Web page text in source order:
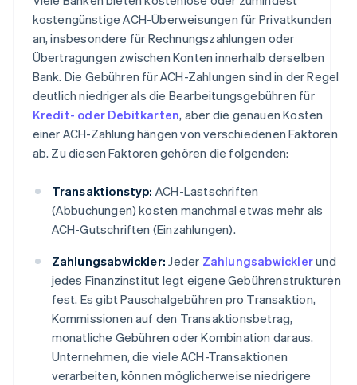
kostengünstige ACH-Überweisungen für Privatkunden
an, insbesondere für Rechnungszahlungen oder
Übertragungen zwischen Konten innerhalb derselben
Bank. Die Gebühren für ACH-Zahlungen sind in der Regel
deutlich niedriger als die Bearbeitungsgebühren für
Kredit- oder Debitkarten, aber die genauen Kosten
einer ACH-Zahlung hängen von verschiedenen Faktoren
ab. Zu diesen Faktoren gehören die folgenden:
Transaktionstyp: ACH-Lastschriften
(Abbuchungen) kosten manchmal etwas mehr als
ACH-Gutschriften (Einzahlungen).
Zahlungsabwickler: Jeder Zahlungsabwicklerund
jedes Finanzinstitut legt eigene Gebührenstrukturen
fest. Es gibt Pauschalgebühren pro Transaktion,
Kommissionen auf den Transaktionsbetrag,
monatliche Gebühren oder Kombination daraus.
Unternehmen, die viele ACH-Transaktionen
verarbeiten, können möglicherweise niedrigere